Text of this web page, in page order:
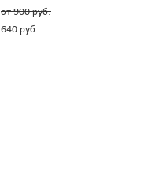
от 900 pуб.
640 pуб.